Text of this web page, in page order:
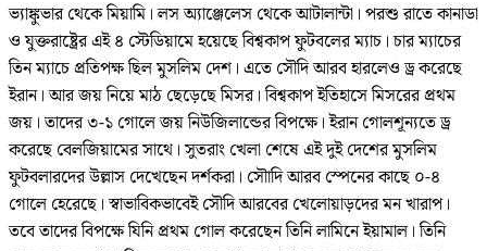
ভ্যাঙ্কুভার থেকে মিয়ামি। লস অ্যাঞ্জেলেস থেকে আটালান্টা। পরশু রাতে কানাডা
ও যুক্তরাষ্ট্রের এই ৪ স্টেডিয়ামে হয়েছে বিশ্বকাপ ফুটবলের ম্যাচ। চার ম্যাচের
তিন ম্যাচে প্রতিপক্ষ ছিল মুসলিম দেশ। এতে সৌদি আরব হারলেও ড্র করেছে
ইরান। আর জয় নিয়ে মাঠ ছেড়েছে মিসর। বিশ্বকাপ ইতিহাসে মিসরের প্রথম
জয়। তাদের ৩-১ গোলে জয় নিউজিলান্ডের বিপক্ষে। ইরান গোলশূন্যতে ড্র
করেছে বেলজিয়ামের সাথে। সুতরাং খেলা শেষে এই দুই দেশের মুসলিম
ফুটবলারদের উল্লাস দেখেছেন দর্শকরা। সৌাদি আরব স্পেনের কাছে ০-৪
গোলে হেরেছে। স্বাভাবিকভাবেই সৌদি আরবের খেলোয়াড়দের মন খারাপ।
তবে তাদের বিপক্ষে যিনি প্রথম গোল করেছেন তিনি লামিনে ইয়ামাল। তিনি